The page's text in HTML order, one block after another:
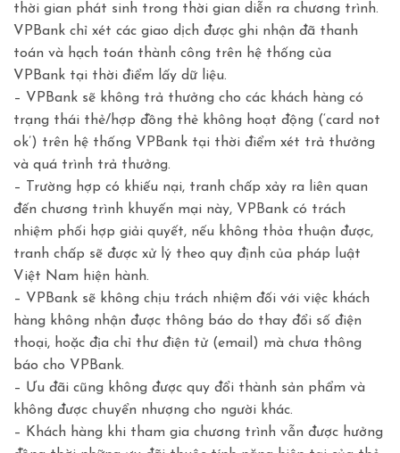
thời gian phát sinh trong thời gian diễn ra chương trình.
VPBank chỉ xét các giao dịch được ghi nhận đã thanh
toán và hạch toán thành công trên hệ thống của
VPBank tại thời điểm lấy dữ liệu.
– VPBank sẽ không trả thưởng cho các khách hàng có
trạng thái thẻ/hợp đồng thẻ không hoạt động (‘card not
ok’) trên hệ thống VPBank tại thời điểm xét trả thưởng
và quá trình trả thưởng.
– Trường hợp có khiếu nại, tranh chấp xảy ra liên quan
đến chương trình khuyến mại này, VPBank có trách
nhiệm phối hợp giải quyết, nếu không thỏa thuận được,
tranh chấp sẽ được xử lý theo quy định của pháp luật
Việt Nam hiện hành.
– VPBank sẽ không chịu trách nhiệm đối với việc khách
hàng không nhận được thông báo do thay đổi số điện
thoại, hoặc địa chỉ thư điện tử (email) mà chưa thông
báo cho VPBank.
– Ưu đãi cũng không được quy đổi thành sản phẩm và
không được chuyển nhượng cho người khác.
– Khách hàng khi tham gia chương trình vẫn được hưởng